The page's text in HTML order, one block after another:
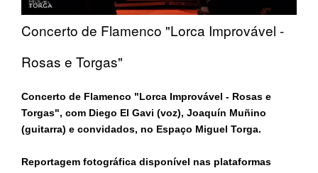
Concerto de Flamenco "Lorca Improvável -
Rosas e Torgas"
Concerto de Flamenco "Lorca Improvável - Rosas e
Torgas", com Diego El Gavi (voz), Joaquín Muñino
(guitarra) e convidados, no Espaço Miguel Torga.
Reportagem fotográfica disponível nas plataformas